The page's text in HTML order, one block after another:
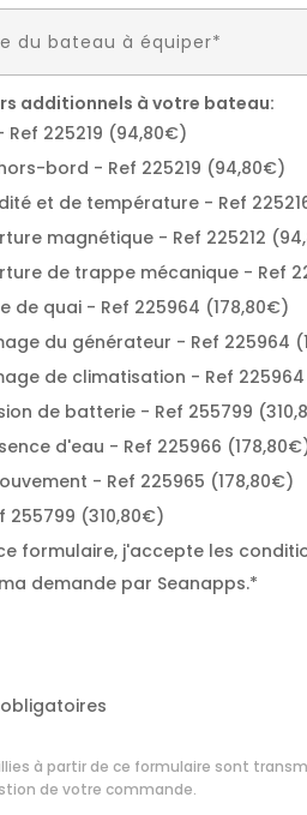
additionnels à votre bateau:
Ref 225219 (94,80€)
bord - Ref 225219 (94,80€)
et de température - Ref
magnétique - Ref 225212
de trappe mécanique - Ref
de quai - Ref 225964 (178,80€)
du générateur - Ref 225964
de climatisation - Ref 225964
de batterie - Ref 255799
d'eau - Ref 225966
- Ref 225965 (178,80€)
255799 (310,80€)
formulaire, j'accepte les
demande par Seanapps.*
à partir de ce formulaire sont
de votre commande.